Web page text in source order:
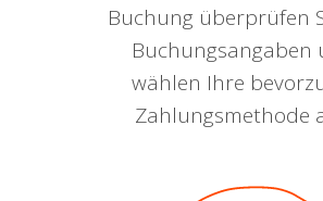
Buchung überprüfen
Buchungsangaben
wählen Ihre
Zahlungsmethode